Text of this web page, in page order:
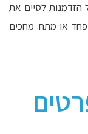
הזדמנות לסיים את
פחד או מתח. מחכים